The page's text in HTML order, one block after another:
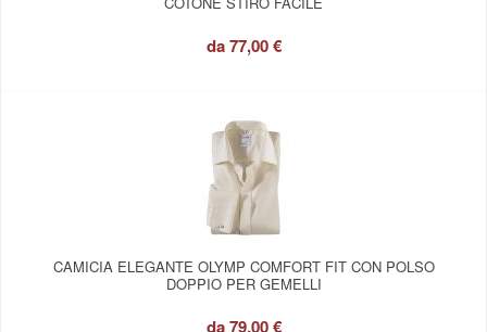
da77,00 €
CAMICIA ELEGANTE OLYMP COMFORT FIT CON POLSO
DOPPIO PER GEMELLI
da79,00 €